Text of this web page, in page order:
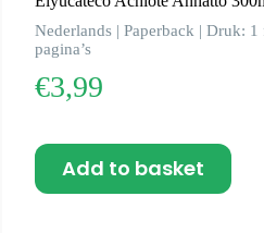
Nederlands | Paperback | Druk:
pagina’s
€3,99
Add to basket